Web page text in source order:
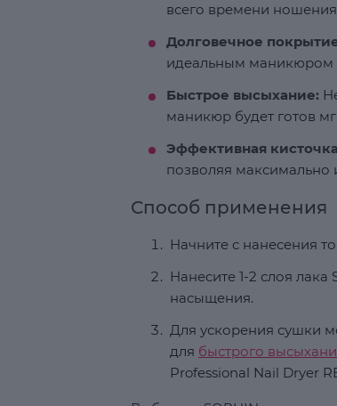
всего времени
Долговечное
идеальным маникюром
Быстрое высыхание:
маникюр будет готов
Эффективная
позволяя максимально
Способ применения
Начните с нанесения
Нанесите 1-2 слоя
насыщения.
Для ускорения сушки
для быстрого
Professional Nail Dryer